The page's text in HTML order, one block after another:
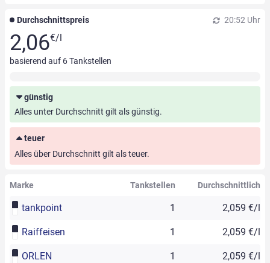
Durchschnittspreis 20:52 Uhr
2,06€/l
basierend auf 6Tankstellen
günstig
Alles unter Durchschnitt gilt als günstig.
teuer
Alles über Durchschnitt gilt als teuer.
Marke Tankstellen Durchschnittlich
tankpoint 1 2,059 €/l
Raiffeisen 1 2,059 €/l
ORLEN 1 2,059 €/l